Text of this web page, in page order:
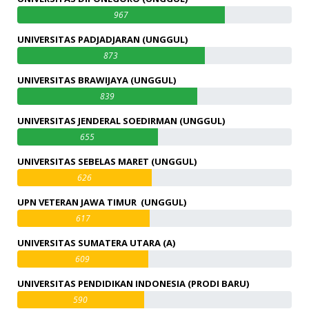
967
UNIVERSITAS PADJADJARAN (UNGGUL)
873
UNIVERSITAS BRAWIJAYA (UNGGUL)
839
UNIVERSITAS JENDERAL SOEDIRMAN (UNGGUL)
655
UNIVERSITAS SEBELAS MARET (UNGGUL)
626
UPN VETERAN JAWA TIMUR (UNGGUL)
617
UNIVERSITAS SUMATERA UTARA (A)
609
UNIVERSITAS PENDIDIKAN INDONESIA (PRODI BARU)
590